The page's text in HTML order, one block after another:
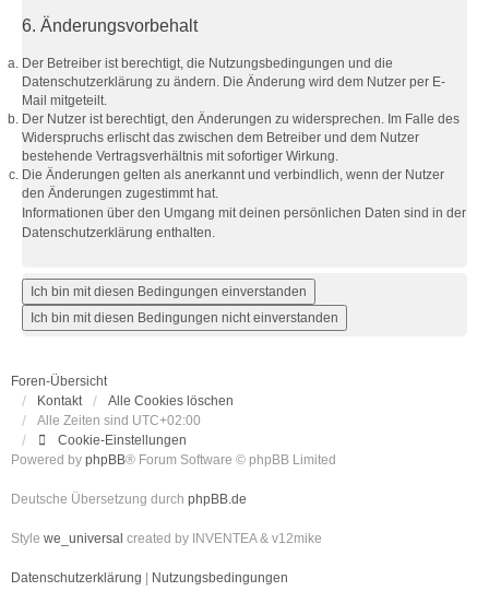
6. Änderungsvorbehalt
Der Betreiber ist berechtigt, die Nutzungsbedingungen und die
Datenschutzerklärung zu ändern. Die Änderung wird dem Nutzer per E-
Mail mitgeteilt.
Der Nutzer ist berechtigt, den Änderungen zu widersprechen. Im Falle des
Widerspruchs erlischt das zwischen dem Betreiber und dem Nutzer
bestehende Vertragsverhältnis mit sofortiger Wirkung.
Die Änderungen gelten als anerkannt und verbindlich, wenn der Nutzer
den Änderungen zugestimmt hat.
Informationen über den Umgang mit deinen persönlichen Daten sind in der
Datenschutzerklärung enthalten.
Foren-Übersicht
Kontakt
Alle Cookies löschen
Alle Zeiten sind UTC+02:00
Cookie-Einstellungen
Powered by phpBB® Forum Software © phpBB Limited
Deutsche Übersetzung durch phpBB.de
Style we_universal created by INVENTEA & v12mike
Datenschutzerklärung Nutzungsbedingungen